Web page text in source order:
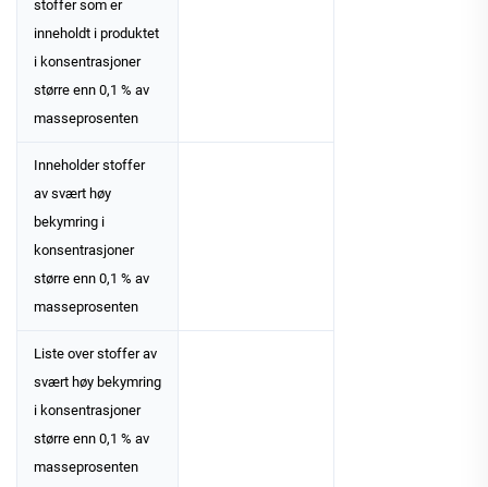
stoffer som er
inneholdt i produktet
i konsentrasjoner
større enn 0,1 % av
masseprosenten
Inneholder stoffer
av svært høy
bekymring i
konsentrasjoner
større enn 0,1 % av
masseprosenten
Liste over stoffer av
svært høy bekymring
i konsentrasjoner
større enn 0,1 % av
masseprosenten